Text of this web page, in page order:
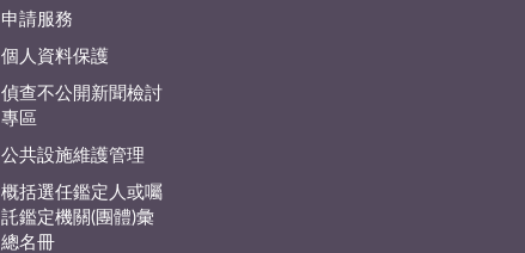
申請服務
個人資料保護
偵查不公開新聞檢討
專區
公共設施維護管理
概括選任鑑定人或囑
託鑑定機關(團體)彙
總名冊